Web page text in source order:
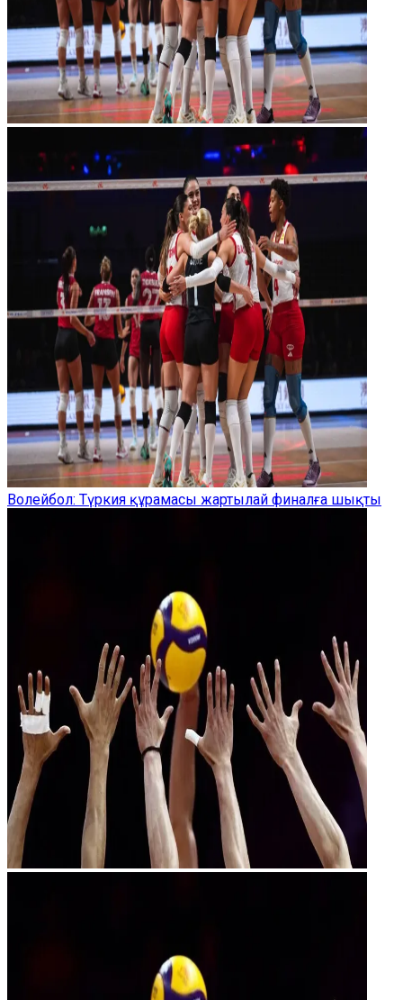
Волейбол: Түркия құрамасы жартылай финалға шықты